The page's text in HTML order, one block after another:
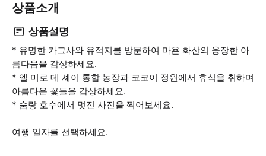
상품소개
상품설명
* 유명한 카그사와 유적지를 방문하여 마욘 화산의 웅장한 아
름다움을 감상하세요.
* 엘 미로 데 셰이 통합 농장과 코코이 정원에서 휴식을 취하며
아름다운 꽃들을 감상하세요.
* 숨랑 호수에서 멋진 사진을 찍어보세요.
여행 일자를 선택하세요.